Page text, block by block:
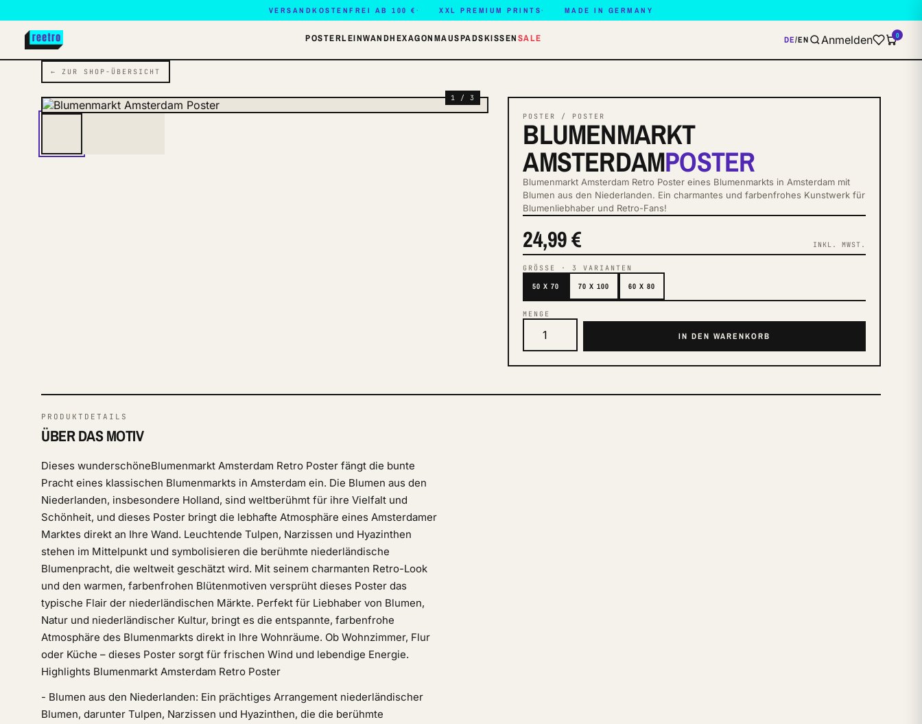
VERSANDKOSTENFREI AB 100 € XXL PREMIUM PRINTS MADE IN GERMANY
POSTERLEINWANDHEXAGONMAUSPADSKISSENSALE DE/EN Anmelden 0
← ZUR SHOP-ÜBERSICHT
1 / 3
POSTER / POSTER
BLUMENMARKT
AMSTERDAMPOSTER
Blumenmarkt Amsterdam Retro Poster eines Blumenmarkts in Amsterdam mit
Blumen aus den Niederlanden. Ein charmantes und farbenfrohes Kunstwerk für
Blumenliebhaber und Retro-Fans!
24,99 € INKL. MWST.
GRÖSSE ·3 VARIANTEN
50 X 70 70 X 100 60 X 80
MENGE
IN DEN WARENKORB
PRODUKTDETAILS
ÜBER DAS MOTIV
Dieses wunderschöneBlumenmarkt Amsterdam Retro Poster fängt die bunte
Pracht eines klassischen Blumenmarkts in Amsterdam ein. Die Blumen aus den
Niederlanden, insbesondere Holland, sind weltberühmt für ihre Vielfalt und
Schönheit, und dieses Poster bringt die lebhafte Atmosphäre eines Amsterdamer
Marktes direkt an Ihre Wand. Leuchtende Tulpen, Narzissen und Hyazinthen
stehen im Mittelpunkt und symbolisieren die berühmte niederländische
Blumenpracht, die weltweit geschätzt wird. Mit seinem charmanten Retro-Look
und den warmen, farbenfrohen Blütenmotiven versprüht dieses Poster das
typische Flair der niederländischen Märkte. Perfekt für Liebhaber von Blumen,
Natur und niederländischer Kultur, bringt es die entspannte, farbenfrohe
Atmosphäre des Blumenmarkts direkt in Ihre Wohnräume. Ob Wohnzimmer, Flur
oder Küche – dieses Poster sorgt für frischen Wind und lebendige Energie.
Highlights Blumenmarkt Amsterdam Retro Poster
- Blumen aus den Niederlanden: Ein prächtiges Arrangement niederländischer
Blumen, darunter Tulpen, Narzissen und Hyazinthen, die die berühmte